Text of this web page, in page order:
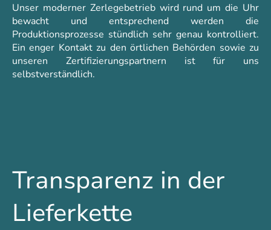
Unser moderner Zerlegebetrieb wird rund um die Uhr
bewacht und entsprechend werden die
Produktionsprozesse stündlich sehr genau kontrolliert.
Ein enger Kontakt zu den örtlichen Behörden sowie zu
unseren Zertifizierungspartnern ist für uns
selbstverständlich.
Transparenz in der
Lieferkette